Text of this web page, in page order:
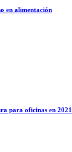
en alimentación
para oficinas en 2021